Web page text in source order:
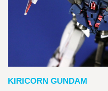
KIRICORN GUNDAM